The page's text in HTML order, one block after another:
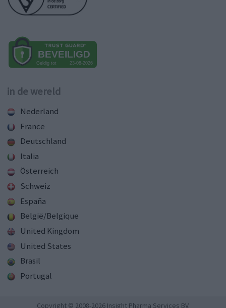
in de wereld
Nederland
France
Deutschland
Italia
Österreich
Schweiz
España
België/Belgique
United Kingdom
United States
Brasil
Portugal
Copyright © 2008-2026 Insight Pharma Services BV.